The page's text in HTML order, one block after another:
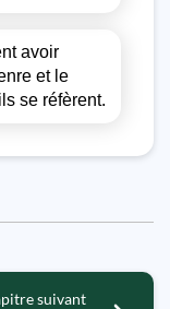
avoir
et le
se réfèrent.
suivant